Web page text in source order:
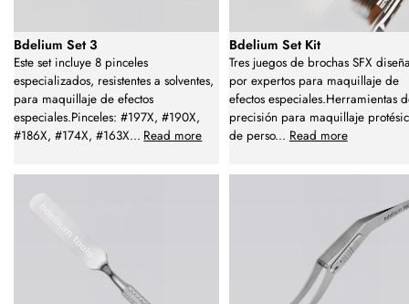
Bdelium Set 3
Este set incluye 8 pinceles
especializados, resistentes a solventes,
para maquillaje de efectos
especiales.Pinceles: #197X, #190X,
#186X, #174X, #163X... Read more
Bdelium Set Kit
Tres juegos de brochas SFX
por expertos para maquillaje de
efectos especiales.Herramientas
precisión para maquillaje
de perso... Read more